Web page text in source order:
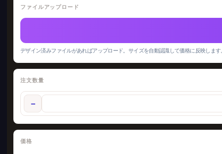
ファイルアップロード
デザイン済みファイルがあればアップロード。サイズを自動認識して価格に反映しま
注文数量
−
価格